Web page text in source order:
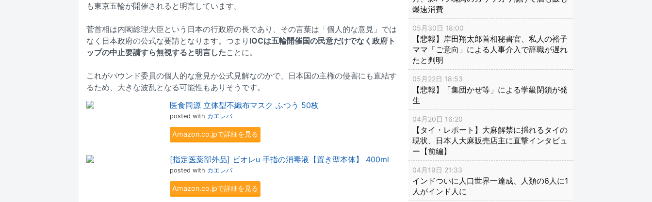
も東京五輪が開催されると明言しています。
菅首相は内閣総理大臣という日本の行政府の長であり、その言葉は「個人的な意見」では
なく日本政府の公式な要請となります。つまり IOCは五輪開催国の民意だけでなく政府ト
ップの中止要請すら無視すると明言したことに。
これがパウンド委員の個人的な意見か公式見解なのかで、日本国の主権の侵害にも直結す
るため、大きな波乱となる可能性もありそうです。
医食同源 立体型不織布マスク ふつう 50枚
posted with カエレバ
Amazon.co.jpで詳細を見る
[指定医薬部外品] ビオレu 手指の消毒液【置き型本体】 400ml
posted with カエレバ
Amazon.co.jpで詳細を見る
爆速消費
05月30日 18:00
【悲報】岸田翔太郎首相秘書官、私人の裕子
ママ「ご意向」による人事介入で辞職が遅れ
たと判明
05月22日 18:53
【悲報】「集団かぜ等」による学級閉鎖が発
生
04月20日 16:20
【タイ・レポート】大麻解禁に揺れるタイの
現状、日本人大麻販売店主に直撃インタビュ
ー【前編】
04月19日 21:33
インドついに人口世界一達成、人類の6人に1
人がインド人に